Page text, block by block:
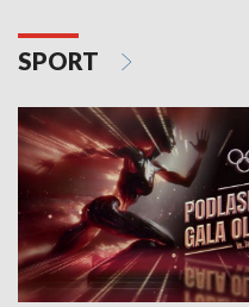
SPORT